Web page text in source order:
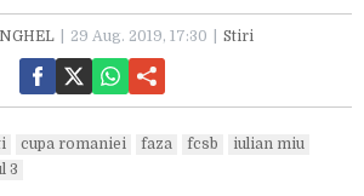
29 Aug. 2019, 17:30 Stiri
cupa romaniei faza fcsb
iulian miu
3